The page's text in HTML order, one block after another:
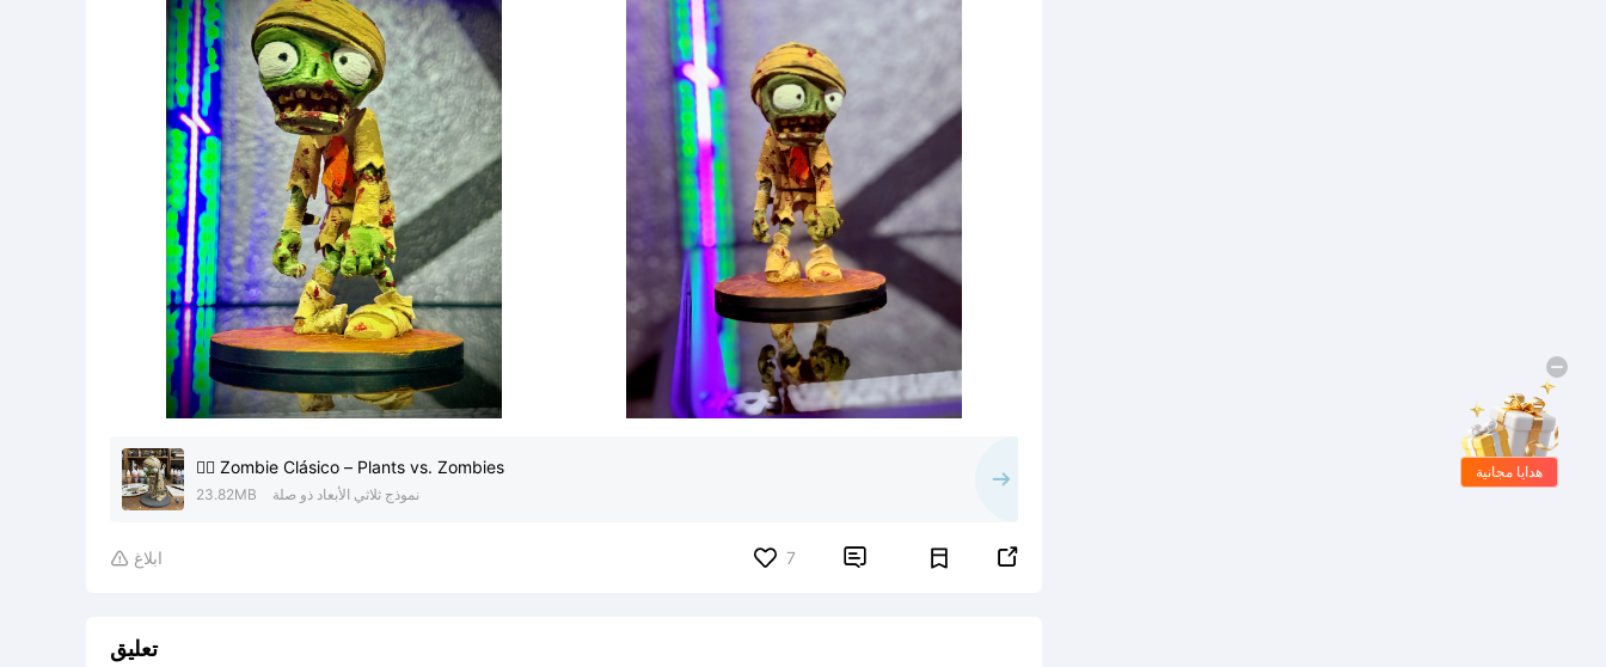
🧟‍♂️ Zombie Clásico – Plants vs. Zombies
23.82MB نموذج ثلاثي الأبعاد ذو صلة
 ابلاغ 7  
تعليق
هدايا مجانية